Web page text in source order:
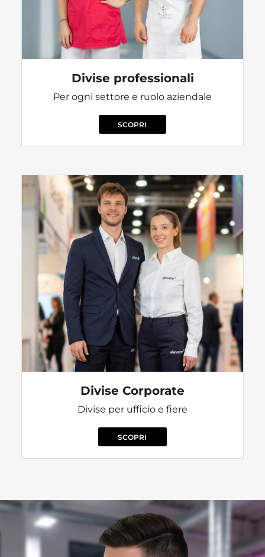
Divise professionali
Per ogni settore e ruolo aziendale
SCOPRI
Divise Corporate
Divise per ufficio e fiere
SCOPRI